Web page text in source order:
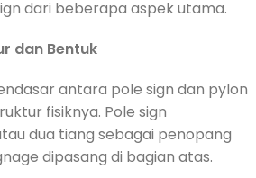
dari beberapa aspek utama.
dan Bentuk
antara pole sign dan pylon
fisiknya. Pole sign
dua tiang sebagai penopang
dipasang di bagian atas.